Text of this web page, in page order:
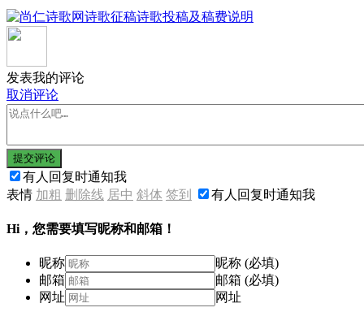
发表我的评论
取消评论
提交评论
有人回复时通知我
表情 加粗 删除线 居中 斜体 签到 有人回复时通知我
Hi，您需要填写昵称和邮箱！
昵称
昵称 (必填)
邮箱
邮箱 (必填)
网址
网址